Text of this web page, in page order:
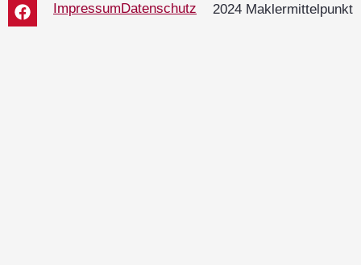
Impressum Datenschutz 2024 Maklermittelpunkt